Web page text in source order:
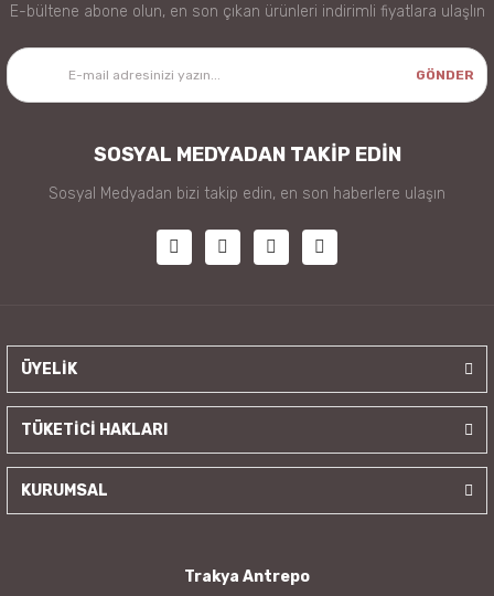
E-bültene abone olun, en son çıkan ürünleri indirimli fiyatlara ulaşlın
GÖNDER
SOSYAL MEDYADAN TAKİP EDİN
Sosyal Medyadan bizi takip edin, en son haberlere ulaşın
ÜYELİK
TÜKETİCİ HAKLARI
KURUMSAL
Trakya Antrepo